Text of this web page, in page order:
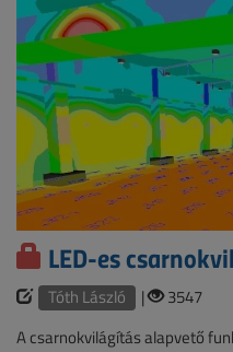
LED-es
Tóth László |
3547
A csarnokvilágítás alapvető